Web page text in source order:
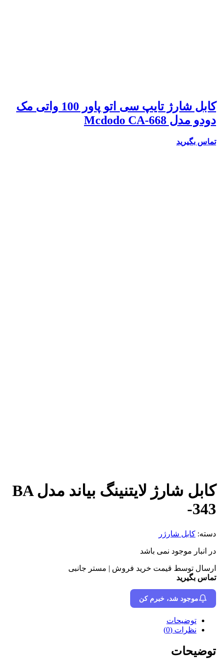
کابل شارژ تایپ سی اتو پاور 100 واتی مک
دودو مدل Mcdodo CA-668
تماس بگیرید
کابل شارژ لایتنینگ بیاند مدل BA
-343
دسته: کابل شارژر
در انبار موجود نمی باشد
ارسال توسط قیمت خرید فروش | مستر جانبی
تماس بگیرید
موجود شد، خبرم کن
توضیحات
نظرات (0)
توضیحات